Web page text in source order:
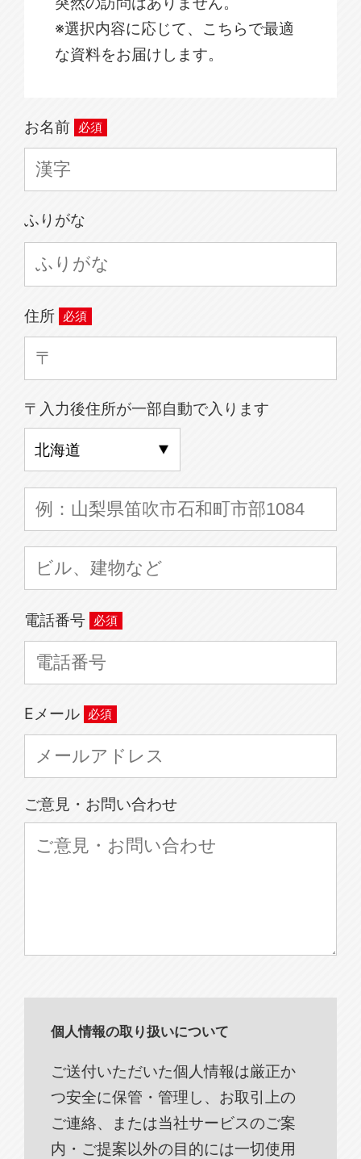
※選択内容に応じて、こちらで最適
な資料をお届けします。
お名前
ふりがな
住所
〒入力後住所が一部自動で入ります
電話番号
Eメール
ご意見・お問い合わせ
個人情報の取り扱いについて
ご送付いただいた個人情報は厳正か
つ安全に保管・管理し、お取引上の
ご連絡、または当社サービスのご案
内・ご提案以外の目的には一切使用